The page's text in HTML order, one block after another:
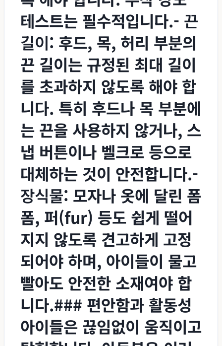
테스트는 필수적입니다.- 끈
길이: 후드, 목, 허리 부분의
끈 길이는 규정된 최대 길이
를 초과하지 않도록 해야 합
니다. 특히 후드나 목 부분에
는 끈을 사용하지 않거나, 스
냅 버튼이나 벨크로 등으로
대체하는 것이 안전합니다.-
장식물: 모자나 옷에 달린 폼
폼, 퍼(fur) 등도 쉽게 떨어
지지 않도록 견고하게 고정
되어야 하며, 아이들이 물고
빨아도 안전한 소재여야 합
니다.### 편안함과 활동성
아이들은 끊임없이 움직이고